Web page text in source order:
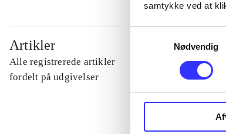
samtykke ved at
Nødvendig
Artikler
Alle registrerede artikler
fordelt på udgivelser
...